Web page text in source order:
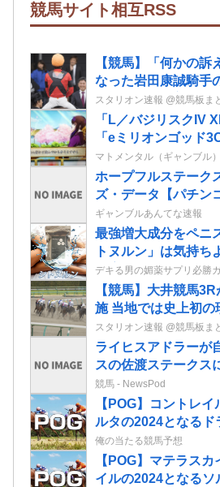
競馬サイト相互RSS
【競馬】「何かの
なった岩田康誠騎手
を複数騎手が着用
スタリオン速報 @競馬板ま
「L／バジリスクIV
「eミリオンゴッド
「L／Vivy／A5（大
マトメンタル（ギャンブル）
ホープフルステーク
ズ・データ【パチン
ギャンブルあんてな速報
最強増大成分をペニ
トヌルン」は気持ち
ス増大ローションだ
デキる男の媚薬サプリ必勝
【競馬】大井競馬
施 当地では史上初の
スタリオン速報 @競馬板ま
ライヒスアドラーが
スの佐渡ステークス
競馬 - NewsPod
【POG】コントレ
ルタの2024となるド
情報
俺の当たる競馬予想
【POG】マテラス
イルの2024となるソ